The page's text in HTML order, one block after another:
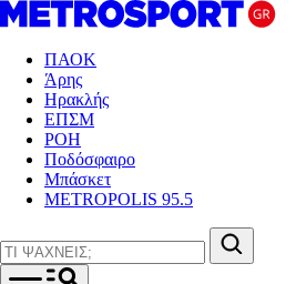
ΠΑΟΚ
Άρης
Ηρακλής
ΕΠΣΜ
ΡΟΗ
Ποδόσφαιρο
Μπάσκετ
METROPOLIS 95.5